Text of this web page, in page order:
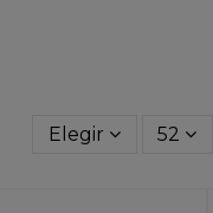
Elegir 52